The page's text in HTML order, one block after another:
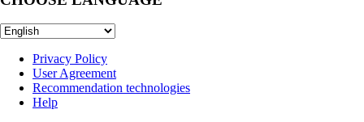
Privacy Policy
User Agreement
Recommendation technologies
Help